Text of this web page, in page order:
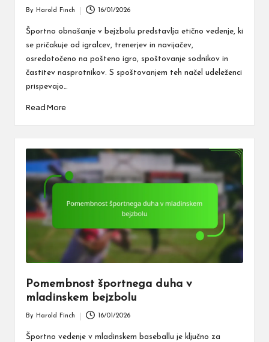
by
By Harold Finch 16/01/2026
Športno obnašanje v bejzbolu predstavlja etično vedenje, ki
se pričakuje od igralcev, trenerjev in navijačev,
osredotočeno na pošteno igro, spoštovanje sodnikov in
častitev nasprotnikov. S spoštovanjem teh načel udeleženci
prispevajo…
Read More
Pomembnost športnega duha v
mladinskem bejzbolu
by
By Harold Finch 16/01/2026
Športno vedenje v mladinskem baseballu je ključno za